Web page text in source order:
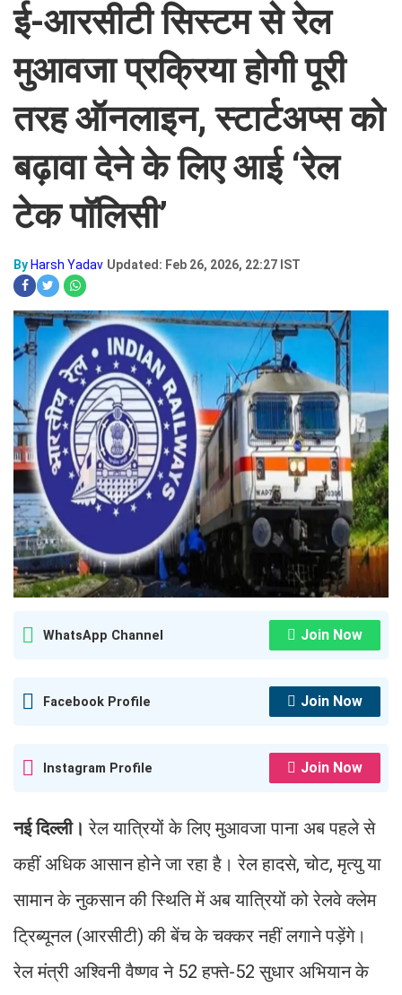
ई-आरसीटी सिस्टम से रेल
मुआवजा प्रक्रिया होगी पूरी
तरह ऑनलाइन, स्टार्टअप्स को
बढ़ावा देने के लिए आई ‘रेल
टेक पॉलिसी’
By Harsh Yadav Updated: Feb 26, 2026, 22:27 IST
WhatsApp Channel Join Now
Facebook Profile Join Now
Instagram Profile Join Now
नई दिल्ली।रेल यात्रियों के लिए मुआवजा पाना अब पहले से
कहीं अधिक आसान होने जा रहा है। रेल हादसे, चोट, मृत्यु या
सामान के नुकसान की स्थिति में अब यात्रियों को रेलवे क्लेम
ट्रिब्यूनल (आरसीटी) की बेंच के चक्कर नहीं लगाने पड़ेंगे।
रेल मंत्री अश्विनी वैष्णव ने 52 हफ्ते-52 सुधार अभियान के